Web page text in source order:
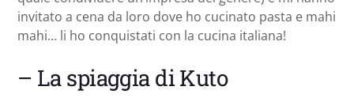
invitato a cena da loro dove ho cucinato pasta e mahi
mahi… li ho conquistati con la cucina italiana!
– La spiaggia di Kuto